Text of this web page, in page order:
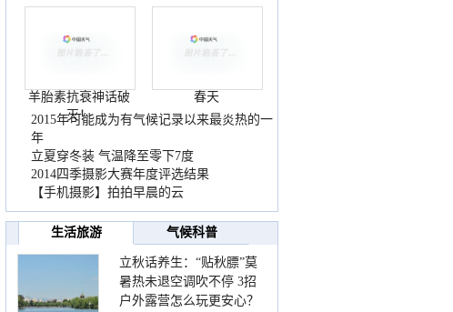
羊胎素抗衰神话破
灭！
春天
2015年可能成为有气候记录以来最炎热的一
年
立夏穿冬装 气温降至零下7度
2014四季摄影大赛年度评选结果
【手机摄影】拍拍早晨的云
生活旅游 气候科普
立秋话养生：“贴秋膘”莫
着急 先清暑再防燥
暑热未退空调吹不停 3招
护住肩颈不酸痛
户外露营怎么玩更安心？